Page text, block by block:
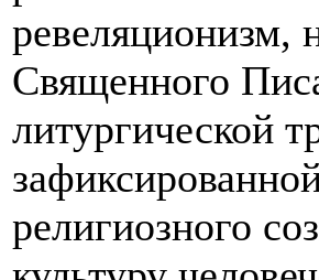
ревеляционизм,
Священного
литургической
религиозного